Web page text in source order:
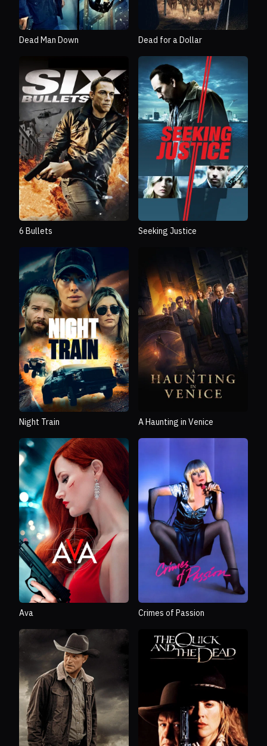
Dead Man Down Dead for a Dollar
6 Bullets Seeking Justice
Night Train A Haunting in Venice
Ava Crimes of Passion